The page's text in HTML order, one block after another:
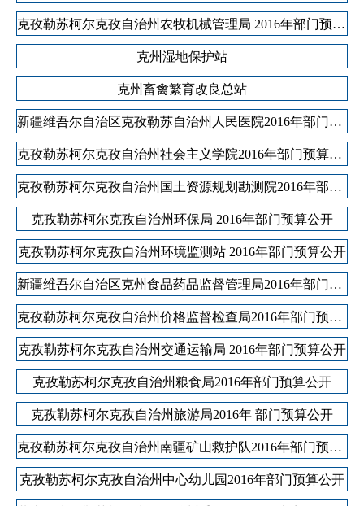
克孜勒苏柯尔克孜自治州农牧机械管理局 2016年部门预算公开
克州湿地保护站
克州畜禽繁育改良总站
新疆维吾尔自治区克孜勒苏自治州人民医院2016年部门预算公开
克孜勒苏柯尔克孜自治州社会主义学院2016年部门预算公开
克孜勒苏柯尔克孜自治州国土资源规划勘测院2016年部门预算公开
克孜勒苏柯尔克孜自治州环保局 2016年部门预算公开
克孜勒苏柯尔克孜自治州环境监测站 2016年部门预算公开
新疆维吾尔自治区克州食品药品监督管理局2016年部门预算公开
克孜勒苏柯尔克孜自治州价格监督检查局2016年部门预算公开
克孜勒苏柯尔克孜自治州交通运输局 2016年部门预算公开
克孜勒苏柯尔克孜自治州粮食局2016年部门预算公开
克孜勒苏柯尔克孜自治州旅游局2016年 部门预算公开
克孜勒苏柯尔克孜自治州南疆矿山救护队2016年部门预算公开
克孜勒苏柯尔克孜自治州中心幼儿园2016年部门预算公开